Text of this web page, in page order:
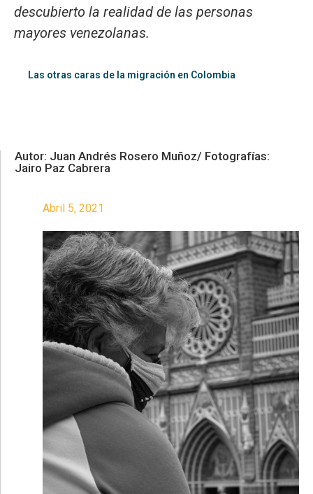
descubierto la realidad de las personas
mayores venezolanas.
Las otras caras de la migración en Colombia
Autor: Juan Andrés Rosero Muñoz/ Fotografías:
Jairo Paz Cabrera
Abril 5, 2021